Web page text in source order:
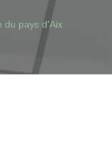
du pays d’Aix